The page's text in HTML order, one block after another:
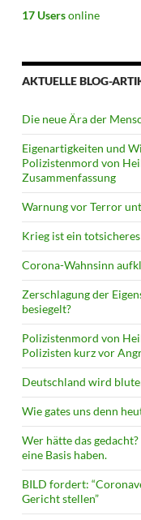
17 Usersonline
AKTUELLE BLOG-
Die neue Ära der
Eigenartigkeiten und
Polizistenmord von
Zusammenfassung
Warnung vor Terror
Krieg ist ein
Corona-Wahnsinn
Zerschlagung der
besiegelt?
Polizistenmord von
Polizisten kurz vor
Deutschland wird
Wie gates uns denn
Wer hätte das
eine Basis haben.
BILD fordert:
Gericht stellen”